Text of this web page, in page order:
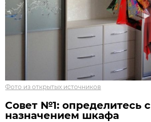
Фото из открытых источников
Совет №1: определитесь с
назначением шкафа